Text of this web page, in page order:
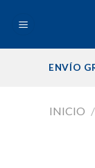
ENVÍO
INICIO /